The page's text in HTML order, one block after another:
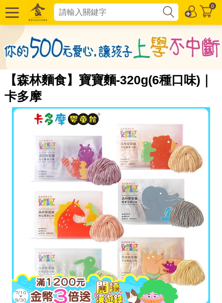
0
【森林麵食】寶寶麵-320g(6種口味)｜
卡多摩